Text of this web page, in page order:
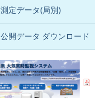
測定データ(局別)
公開データ ダウンロード